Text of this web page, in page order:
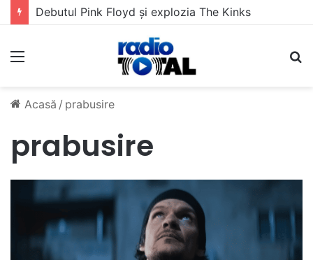
Debutul Pink Floyd și explozia The Kinks
Meniu
Acasă / prabusire
prabusire